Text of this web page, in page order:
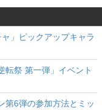
」ピックアップキャラ
転祭 第一弾」イベント
第6弾の参加方法とミッ